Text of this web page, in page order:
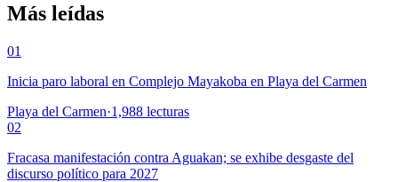
Más leídas
01
Inicia paro laboral en Complejo Mayakoba en Playa del Carmen
Playa del Carmen·1,988 lecturas
02
Fracasa manifestación contra Aguakan; se exhibe desgaste del
discurso político para 2027